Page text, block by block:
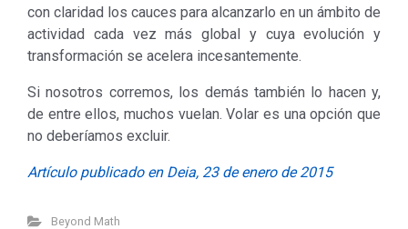
con claridad los cauces para alcanzarlo en un ámbito de
actividad cada vez más global y cuya evolución y
transformación se acelera incesantemente.
Si nosotros corremos, los demás también lo hacen y,
de entre ellos, muchos vuelan. Volar es una opción que
no deberíamos excluir.
Artículo publicado en Deia, 23 de enero de 2015
Beyond Math